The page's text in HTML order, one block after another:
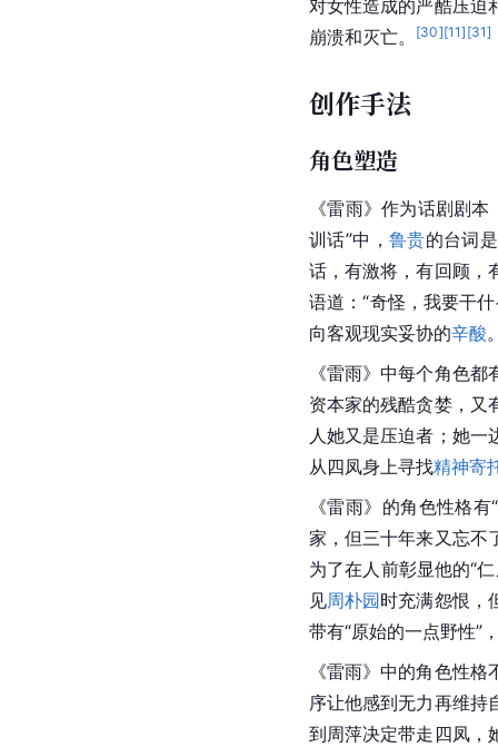
对女性造成的严酷压迫
崩溃和灭亡。
[30][11] [31]
创作手法
角色塑造
《雷雨》作为话剧剧本
训话”中， 鲁贵的台词
话，有激将，有回顾，
语道：“奇怪，我要干
向客观现实妥协的辛酸
《雷雨》中每个角色
资本家的残酷贪婪，又
人她又是压迫者；她一
从四凤身上寻找精神寄
《雷雨》的角色性格
家，但三十年来又忘不
为了在人前彰显他的“
见周朴园时充满怨恨，
带有“原始的一点野性”
《雷雨》中的角色性
序让他感到无力再维持
到周萍决定带走四凤，